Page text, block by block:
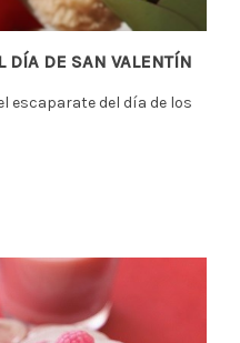
DÍA DE SAN VALENTÍN
escaparate del día de los